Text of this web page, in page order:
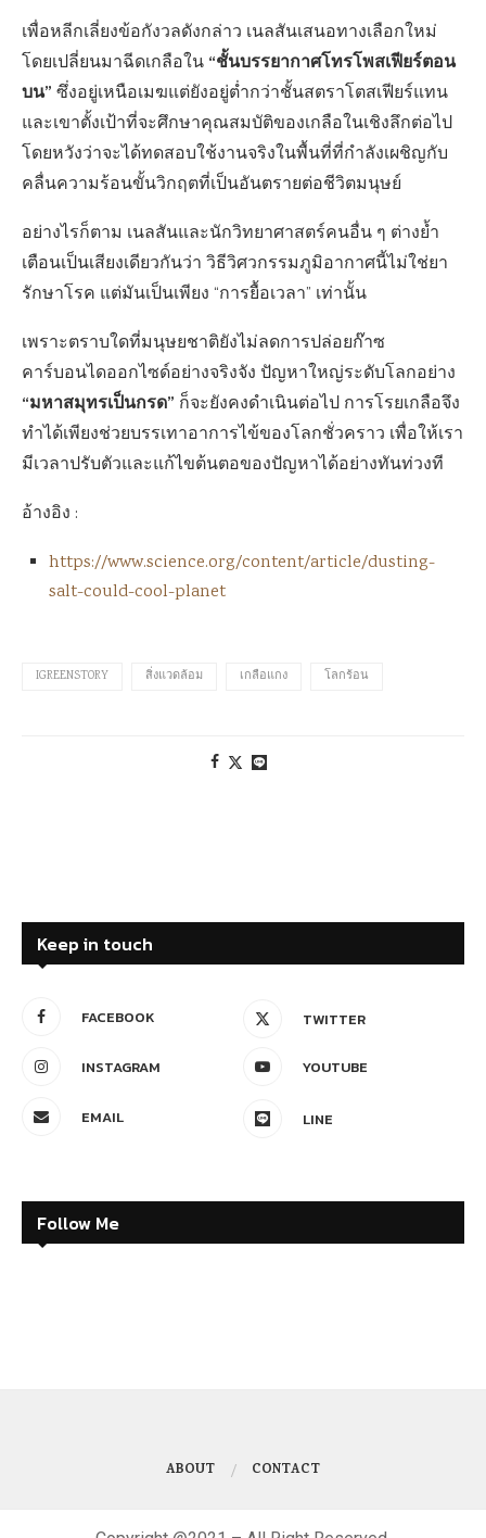
เพื่อหลีกเลี่ยงข้อกังวลดังกล่าว เนลสันเสนอทางเลือกใหม่
โดยเปลี่ยนมาฉีดเกลือใน “ชั้นบรรยากาศโทรโพสเฟียร์ตอน
บน” ซึ่งอยู่เหนือเมฆแต่ยังอยู่ต่ำกว่าชั้นสตราโตสเฟียร์แทน
และเขาตั้งเป้าที่จะศึกษาคุณสมบัติของเกลือในเชิงลึกต่อไป
โดยหวังว่าจะได้ทดสอบใช้งานจริงในพื้นที่ที่กำลังเผชิญกับ
คลื่นความร้อนขั้นวิกฤตที่เป็นอันตรายต่อชีวิตมนุษย์
อย่างไรก็ตาม เนลสันและนักวิทยาศาสตร์คนอื่น ๆ ต่างย้ำ
เตือนเป็นเสียงเดียวกันว่า วิธีวิศวกรรมภูมิอากาศนี้ไม่ใช่ยา
รักษาโรค แต่มันเป็นเพียง “การยื้อเวลา” เท่านั้น
เพราะตราบใดที่มนุษยชาติยังไม่ลดการปล่อยก๊าซ
คาร์บอนไดออกไซด์อย่างจริงจัง ปัญหาใหญ่ระดับโลกอย่าง
“มหาสมุทรเป็นกรด” ก็จะยังคงดำเนินต่อไป การโรยเกลือจึง
ทำได้เพียงช่วยบรรเทาอาการไข้ของโลกชั่วคราว เพื่อให้เรา
มีเวลาปรับตัวและแก้ไขต้นตอของปัญหาได้อย่างทันท่วงที
อ้างอิง :
https://www.science.org/content/article/dusting-
salt-could-cool-planet
IGREENSTORY สิ่งแวดล้อม เกลือแกง โลกร้อน
Keep in touch
FACEBOOK TWITTER
INSTAGRAM YOUTUBE
EMAIL LINE
Follow Me
ABOUT CONTACT